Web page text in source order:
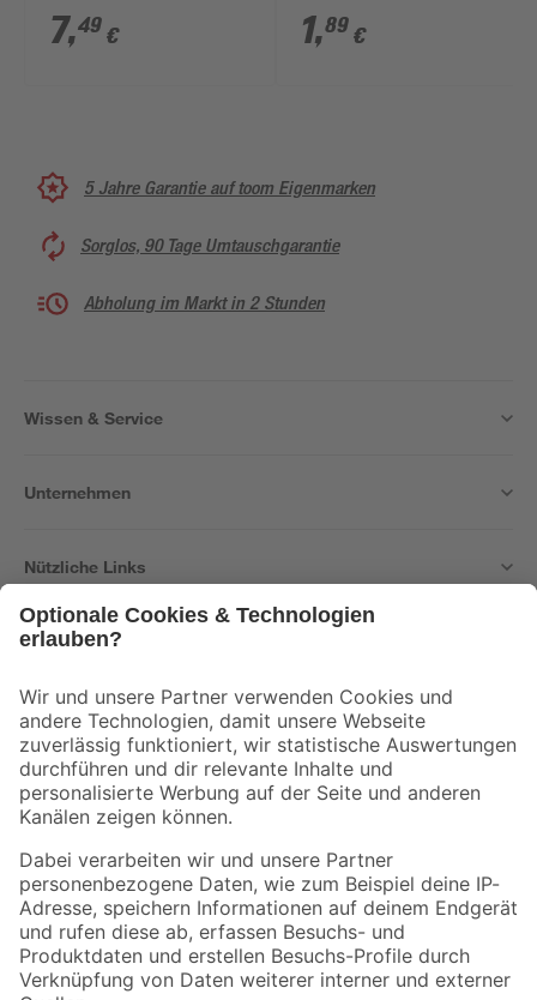
7,49 € 1,89 €
5 Jahre Garantie auf toom Eigenmarken
Sorglos, 90 Tage Umtauschgarantie
Abholung im Markt in 2 Stunden
Wissen & Service
Unternehmen
Nützliche Links
Der toom Newsletter: Keine Angebote und Aktionen mehr verpassen!
Zur Newsletter Anmeldung
Folge uns
Zahlungsarten Versandarten